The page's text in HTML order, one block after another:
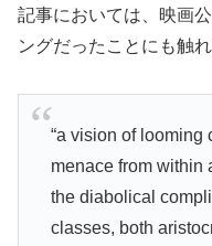
記事においては、映画
ングだったことにも触れ
“a vision of looming
menace from within
the diabolical
classes, both